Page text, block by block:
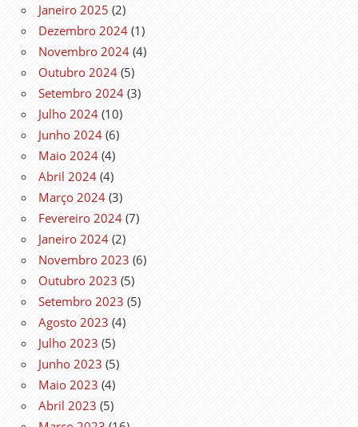
Janeiro 2025 (2)
Dezembro 2024 (1)
Novembro 2024 (4)
Outubro 2024 (5)
Setembro 2024 (3)
Julho 2024 (10)
Junho 2024 (6)
Maio 2024 (4)
Abril 2024 (4)
Março 2024 (3)
Fevereiro 2024 (7)
Janeiro 2024 (2)
Novembro 2023 (6)
Outubro 2023 (5)
Setembro 2023 (5)
Agosto 2023 (4)
Julho 2023 (5)
Junho 2023 (5)
Maio 2023 (4)
Abril 2023 (5)